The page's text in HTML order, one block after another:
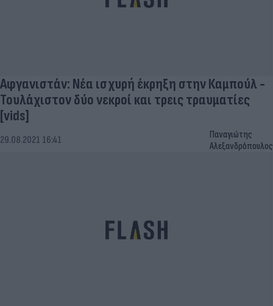
Αφγανιστάν: Νέα ισχυρή έκρηξη στην Καμπούλ -
Τουλάχιστον δύο νεκροί και τρεις τραυματίες
[vids]
29.08.2021 16:41
Παναγιώτης
Αλεξανδρόπουλος